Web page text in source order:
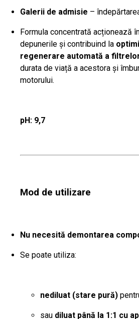
Galerii de admisie –
Formula concentrată acționează
depunerile și contribuind la
regenerare automată a filtrelor
durata de viață a acestora și
motorului.
pH: 9,7
Mod de utilizare
Nu necesită demontarea
Se poate utiliza:
nediluat (stare pură)
sau diluat până la 1:1 cu